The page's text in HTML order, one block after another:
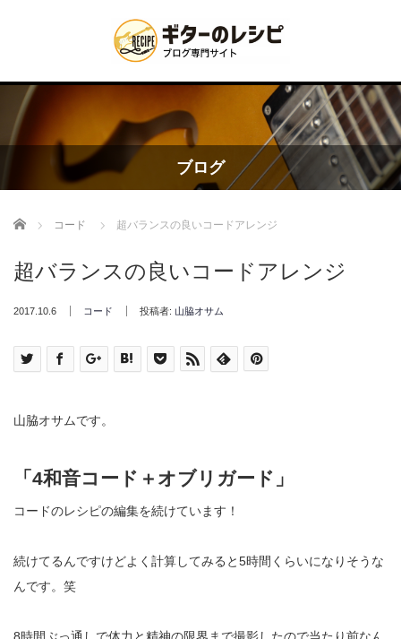
ブログ
Home コード 超バランスの良いコードアレンジ
超バランスの良いコードアレンジ
2017.10.6 コード 投稿者: 山脇オサム
山脇オサムです。
「4和音コード＋オブリガード」
コードのレシピの編集を続けています！
続けてるんですけどよく計算してみると5時間くらいになりそうな
んです。笑
8時間ぶっ通しで体力と精神の限界まで撮影したので当たり前なん